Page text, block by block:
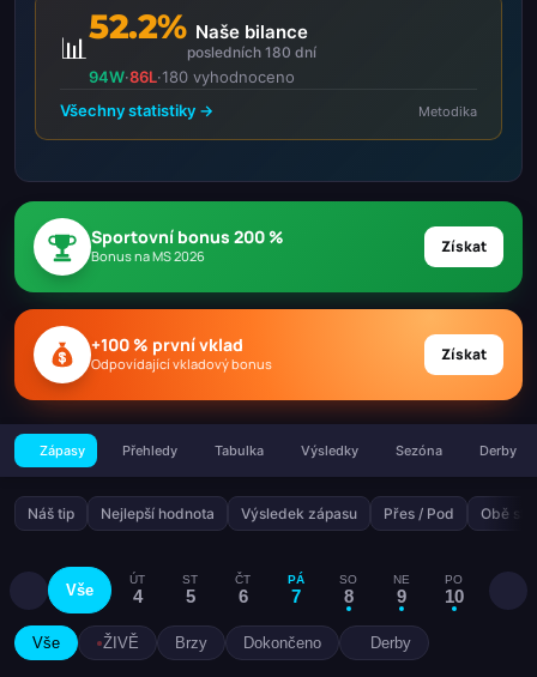
📊
52.2% Naše bilance
posledních 180 dní
94W·86L·180 vyhodnoceno
Všechny statistiky →
Metodika
Sportovní bonus 200 %
Bonus na MS 2026 Získat
+100 % první vklad
Odpovídající vkladový bonus Získat
Zápasy Přehledy Tabulka Výsledky Sezóna Derby
Náš tip Nejlepší hodnota Výsledek zápasu Přes / Pod Obě
Vše
ÚT
4
ST
5
ČT
6
PÁ
7
SO
8
NE
9
PO
10
Vše ŽIVĚ Brzy Dokončeno Derby